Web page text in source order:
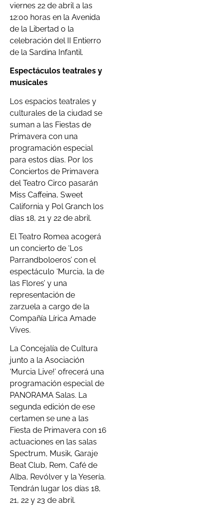
viernes 22 de abril a las
12:00 horas en la Avenida
de la Libertad o la
celebración del II Entierro
de la Sardina Infantil.
Espectáculos teatrales y
musicales
Los espacios teatrales y
culturales de la ciudad se
suman a las Fiestas de
Primavera con una
programación especial
para estos días. Por los
Conciertos de Primavera
del Teatro Circo pasarán
Miss Caffeina, Sweet
California y Pol Granch los
días 18, 21 y 22 de abril.
El Teatro Romea acogerá
un concierto de ‘Los
Parrandboloeros’ con el
espectáculo ‘Murcia, la de
las Flores’ y una
representación de
zarzuela a cargo de la
Compañía Lírica Amade
Vives.
La Concejalía de Cultura
junto a la Asociación
‘Murcia Live!’ ofrecerá una
programación especial de
PANORAMA Salas. La
segunda edición de ese
certamen se une a las
Fiesta de Primavera con 16
actuaciones en las salas
Spectrum, Musik, Garaje
Beat Club, Rem, Café de
Alba, Revólver y la Yesería.
Tendrán lugar los días 18,
21, 22 y 23 de abril.